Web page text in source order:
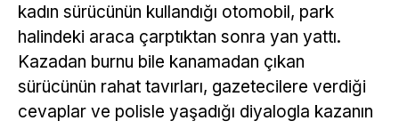
kadın sürücünün kullandığı otomobil, park
halindeki araca çarptıktan sonra yan yattı.
Kazadan burnu bile kanamadan çıkan
sürücünün rahat tavırları, gazetecilere verdiği
cevaplar ve polisle yaşadığı diyalogla kazanın